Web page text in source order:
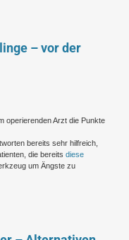
– vor der
operierenden Arzt die Punkte
bereits sehr hilfreich,
die bereits diese
um Ängste zu